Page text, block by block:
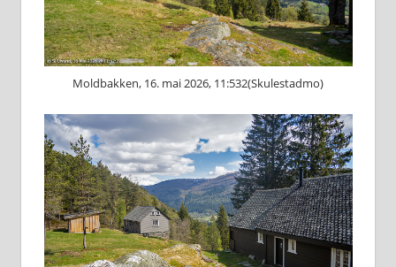
Moldbakken, 16. mai 2026, 11:532(Skulestadmo)